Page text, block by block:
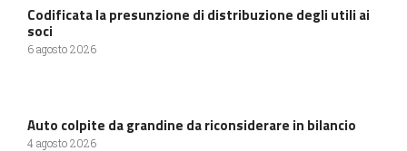
Codificata la presunzione di distribuzione degli utili ai
soci
6 agosto 2026
Auto colpite da grandine da riconsiderare in bilancio
4 agosto 2026